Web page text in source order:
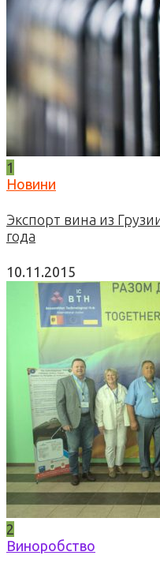
1
Новини
Экспорт вина из
года
10.11.2015
2
Виноробство